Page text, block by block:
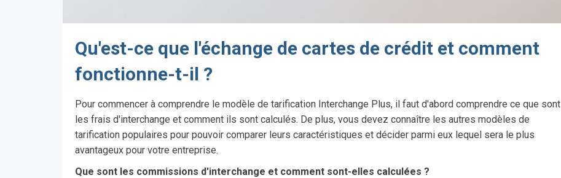
Qu'est-ce que l'échange de cartes de crédit et comment
fonctionne-t-il ?
Pour commencer à comprendre le modèle de tarification Interchange Plus, il faut d'abord comprendre ce que sont
les frais d'interchange et comment ils sont calculés. De plus, vous devez connaître les autres modèles de
tarification populaires pour pouvoir comparer leurs caractéristiques et décider parmi eux lequel sera le plus
avantageux pour votre entreprise.
Que sont les commissions d'interchange et comment sont-elles calculées ?